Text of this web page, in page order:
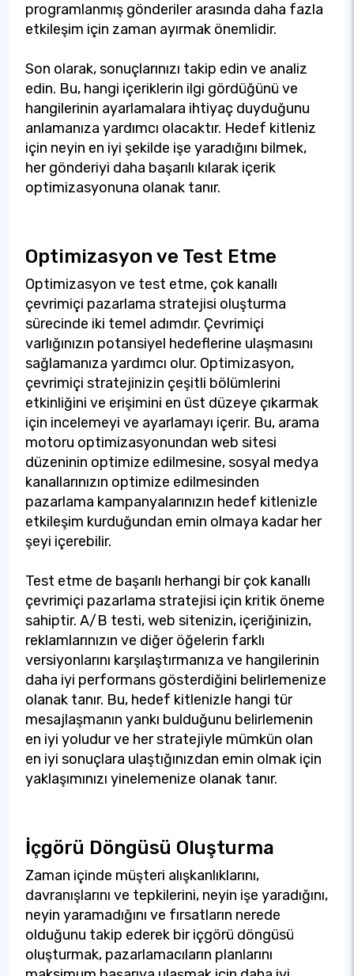
programlanmış gönderiler arasında daha fazla
etkileşim için zaman ayırmak önemlidir.
Son olarak, sonuçlarınızı takip edin ve analiz
edin. Bu, hangi içeriklerin ilgi gördüğünü ve
hangilerinin ayarlamalara ihtiyaç duyduğunu
anlamanıza yardımcı olacaktır. Hedef kitleniz
için neyin en iyi şekilde işe yaradığını bilmek,
her gönderiyi daha başarılı kılarak içerik
optimizasyonuna olanak tanır.
Optimizasyon ve Test Etme
Optimizasyon ve test etme, çok kanallı
çevrimiçi pazarlama stratejisi oluşturma
sürecinde iki temel adımdır. Çevrimiçi
varlığınızın potansiyel hedeflerine ulaşmasını
sağlamanıza yardımcı olur. Optimizasyon,
çevrimiçi stratejinizin çeşitli bölümlerini
etkinliğini ve erişimini en üst düzeye çıkarmak
için incelemeyi ve ayarlamayı içerir. Bu, arama
motoru optimizasyonundan web sitesi
düzeninin optimize edilmesine, sosyal medya
kanallarınızın optimize edilmesinden
pazarlama kampanyalarınızın hedef kitlenizle
etkileşim kurduğundan emin olmaya kadar her
şeyi içerebilir.
Test etme de başarılı herhangi bir çok kanallı
çevrimiçi pazarlama stratejisi için kritik öneme
sahiptir. A/B testi, web sitenizin, içeriğinizin,
reklamlarınızın ve diğer öğelerin farklı
versiyonlarını karşılaştırmanıza ve hangilerinin
daha iyi performans gösterdiğini belirlemenize
olanak tanır. Bu, hedef kitlenizle hangi tür
mesajlaşmanın yankı bulduğunu belirlemenin
en iyi yoludur ve her stratejiyle mümkün olan
en iyi sonuçlara ulaştığınızdan emin olmak için
yaklaşımınızı yinelemenize olanak tanır.
İçgörü Döngüsü Oluşturma
Zaman içinde müşteri alışkanlıklarını,
davranışlarını ve tepkilerini, neyin işe yaradığını,
neyin yaramadığını ve fırsatların nerede
olduğunu takip ederek bir içgörü döngüsü
oluşturmak, pazarlamacıların planlarını